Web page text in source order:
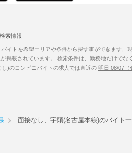
索情報
イトを希望エリアや条件から探す事ができます。
掲載されています。 検索条件は、勤務地だけでな
)のコンビニバイトの求人では直近の 明日 08/07（
面接なし、宇頭(名古屋本線)のバイト